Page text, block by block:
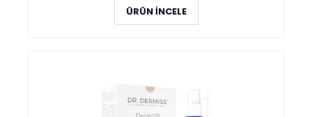
ÜRÜN İNCELE